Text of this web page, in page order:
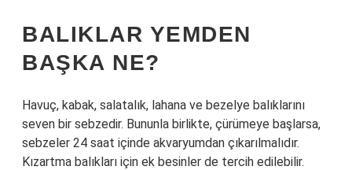
BALIKLAR YEMDEN
BAŞKA NE?
Havuç, kabak, salatalık, lahana ve bezelye balıklarını
seven bir sebzedir. Bununla birlikte, çürümeye başlarsa,
sebzeler 24 saat içinde akvaryumdan çıkarılmalıdır.
Kızartma balıkları için ek besinler de tercih edilebilir.